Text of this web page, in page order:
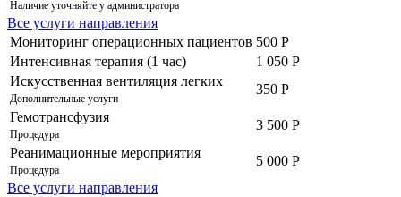
Наличие уточняйте у администратора
Все услуги направления
Мониторинг операционных пациентов 500 Р
Интенсивная терапия (1 час)
1 050 Р
Искусственная вентиляция легких
Дополнительные услуги
350 Р
Гемотрансфузия
Процедура
3 500 Р
Реанимационные мероприятия
Процедура
5 000 Р
Все услуги направления